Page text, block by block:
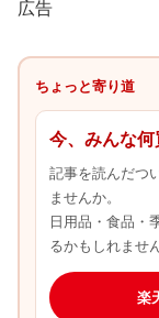
広告
ちょっと寄り道
今、みんな何
記事を読んだつ
ませんか。
日用品・食品・
るかもしれません
楽